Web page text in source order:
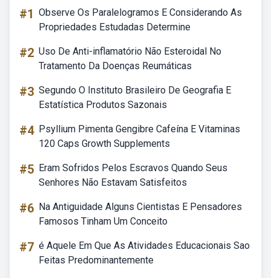
#1 Observe Os Paralelogramos E Considerando As
Propriedades Estudadas Determine
#2 Uso De Anti-inflamatório Não Esteroidal No
Tratamento Da Doenças Reumáticas
#3 Segundo O Instituto Brasileiro De Geografia E
Estatística Produtos Sazonais
#4 Psyllium Pimenta Gengibre Cafeína E Vitaminas
120 Caps Growth Supplements
#5 Eram Sofridos Pelos Escravos Quando Seus
Senhores Não Estavam Satisfeitos
#6 Na Antiguidade Alguns Cientistas E Pensadores
Famosos Tinham Um Conceito
#7 é Aquele Em Que As Atividades Educacionais Sao
Feitas Predominantemente